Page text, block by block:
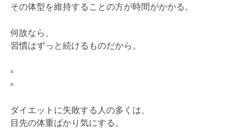
その体型を維持することの方が時間がかかる。
何故なら、
習慣はずっと続けるものだから。
▫️
▫️
ダイエットに失敗する人の多くは、
目先の体重ばかり気にする。